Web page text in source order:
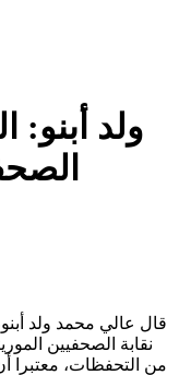
ولد أبنو:
قال عالي محمد ولد
نقابة الصحفيين
من التحفظات، معتبرا